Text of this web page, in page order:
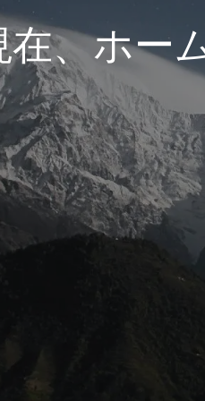
在、ホー